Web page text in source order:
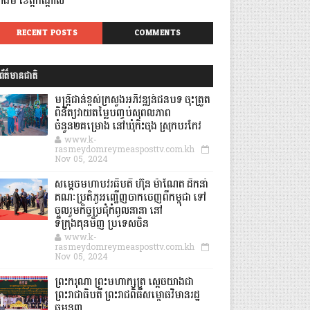
RECENT POSTS COMMENTS
ត៌មានជាតិ
មន្ត្រីជាន់ខ្ពស់ក្រសួងអភិវឌ្ឍន៍ជនបទ ចុះត្រួត
ពិនិត្យវាយតម្លៃបញ្ចប់សុពលភាព
ចំនួន២គម្រោង នៅឃុំកិះចុង ស្រុកបរកែវ
www.k-
rasmeydomreymeasposttv.com.kh
Nov 05, 2024
សម្តេចមហាបវរធិបតី ហ៊ុន ម៉ាណែត ដឹកនាំ
គណៈប្រតិភូអញ្ជើញចាកចេញពីកម្ពុជា ទៅ
ចូលរួមកិច្ចប្រជុំកំពូលនានា នៅ
ទីក្រុងគុនមិញ ប្រទេសចិន
www.k-
rasmeydomreymeasposttv.com.kh
Nov 05, 2024
ព្រះករុណា ព្រះមហាក្សត្រ ស្តេចយាងជា
ព្រះរាជាធិបតី ព្រះរាជពិធីសម្ពោធវិមានរដ្ឋ